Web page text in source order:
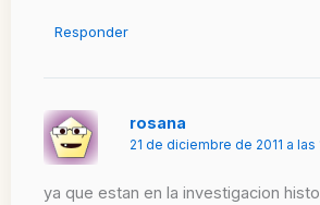
Responder
rosana
21 de diciembre de 2011 a las
ya que estan en la investigacion